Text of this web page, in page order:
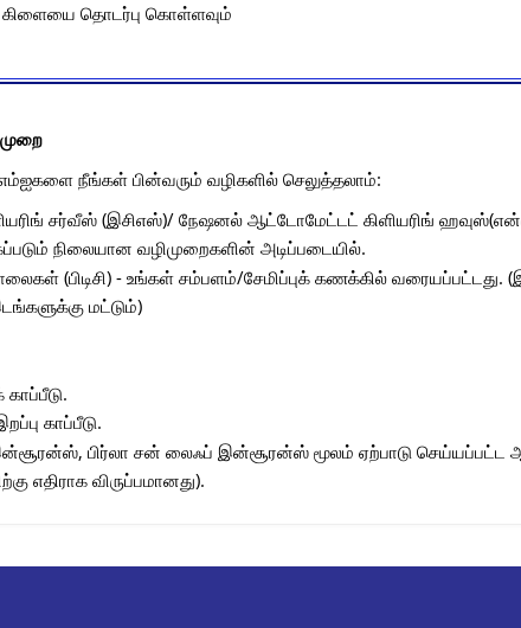
கிளையை தொடர்பு கொள்ளவும்
முறை
நீங்கள் பின்வரும் வழிகளில் செலுத்தலாம்:
சர்வீஸ் (இசிஎஸ்)/ நேஷனல் ஆட்டோமேட்டட் கிளியரிங்
நிலையான வழிமுறைகளின் அடிப்படையில்.
(பிடிசி) - உங்கள் சம்பளம்/சேமிப்புக் கணக்கில்
மட்டும்)
காப்பீடு.
பிர்லா சன் லைஃப் இன்சூரன்ஸ் மூலம் ஏற்பாடு செய்யப்பட்ட
எதிராக விருப்பமானது).